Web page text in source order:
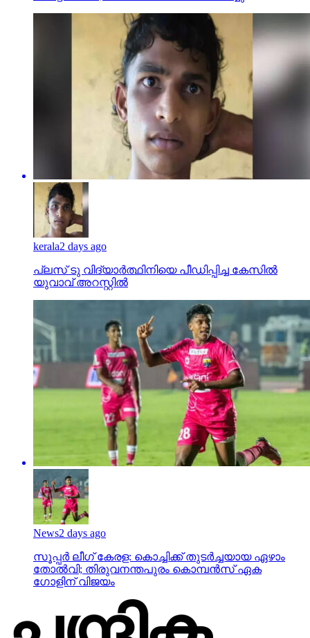
kerala2 days ago
പ്ലസ് ടു വിദ്യാര്‍ത്ഥിനിയെ പീഡിപ്പിച്ച കേസില്‍
യുവാവ് അറസ്റ്റില്‍
News2 days ago
സൂപ്പര്‍ ലീഗ് കേരള: കൊച്ചിക്ക് തുടര്‍ച്ചയായ ഏഴാം
തോല്‍വി; തിരുവനന്തപുരം കൊമ്പന്‍സ് ഏക
ഗോളിന് വിജയം